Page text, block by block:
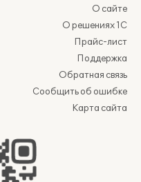
О сайте
О решениях 1С
Прайс-лист
Поддержка
Обратная связь
Сообщить об ошибке
Карта сайта